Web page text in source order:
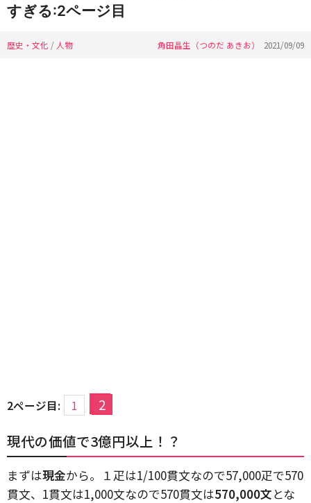
すぎる:2ページ目
歴史・文化 / 人物 角田晶生（つのだ あきお） 2021/09/09
2ページ目: 1 2
現代の価値で3億円以上！？
まずは現金から。１疋は1/100貫文なので57,000疋で570
貫文、1貫文は1,000文なので570貫文は570,000文とな